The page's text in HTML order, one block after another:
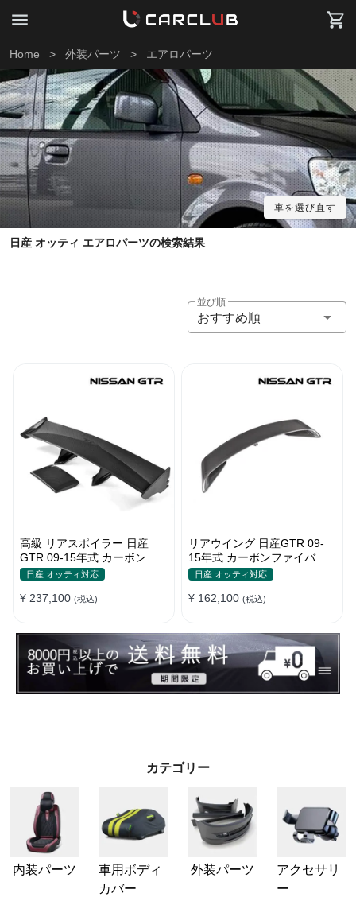
Home > 外装パーツ > エアロパーツ
車を選び直す
日産 オッティ エアロパーツの検索結果
並び順
おすすめ順
高級 リアスポイラー 日産
GTR 09-15年式 カーボンフ
ァイバーリアウィング
日産 オッティ対応
¥ 237,100 (税込)
リアウイング 日産GTR 09-
15年式 カーボンファイバー
高級リアウィング
日産 オッティ対応
¥ 162,100 (税込)
カテゴリー
内装パーツ
車用ボディ
カバー
外装パーツ
アクセサリ
ー